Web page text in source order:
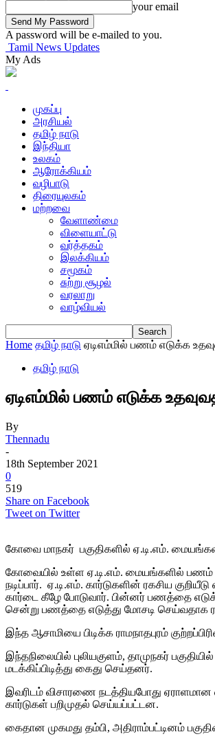
your email
A password will be e-mailed to you.
Tamil News Updates
My Ads
முகப்பு
அரசியல்
தமிழ் நாடு
இந்தியா
உலகம்
ஆரோக்கியம்
வழிபாடு
திரையுலகம்
மற்றவை
வேளாண்மை
விளையாட்டு
வர்த்தகம்
இலக்கியம்
சமூகம்
சுற்று சூழல்
வரலாறு
வாழ்வியல்
Home தமிழ் நாடு ஏடிஎம்மில் பணம் எடுக்க
தமிழ் நாடு
ஏடிஎம்மில் பணம் எடுக்க
By
Thennadu
-
18th September 2021
0
519
Share on Facebook
Tweet on Twitter
கோவை மாநகர் பகுதிகளில் ஏ.டி.எம்.
கோவையில் உள்ள ஏ.டி.எம். மையங்களில் பணம்
நடிப்பார். ஏ.டி.எம். கார்டுகளின் ரகசிய
கார்டை கீழே போடுவார். பின்னர் பணத்தை
சென்று பணத்தை எடுத்து மோசடி செய்வதாக
இந்த ஆசாமியை பிடிக்க ராமநாதபுரம்
இந்தநிலையில் புலியகுளம், தாமுநகர்
மடக்கிப்பிடித்து கைது செய்தனர்.
இவரிடம் விசாரணை நடத்தியபோது ஏராளமான
கார்டுகள் பறிமுதல் செய்யப்பட்டன.
கைதான முகமது தம்பி, அதிராம்பட்டினம்